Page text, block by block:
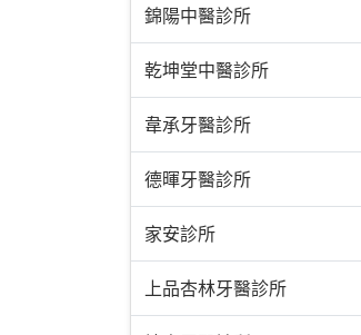
錦陽中醫診所
乾坤堂中醫診所
韋承牙醫診所
德暉牙醫診所
家安診所
上品杏林牙醫診所